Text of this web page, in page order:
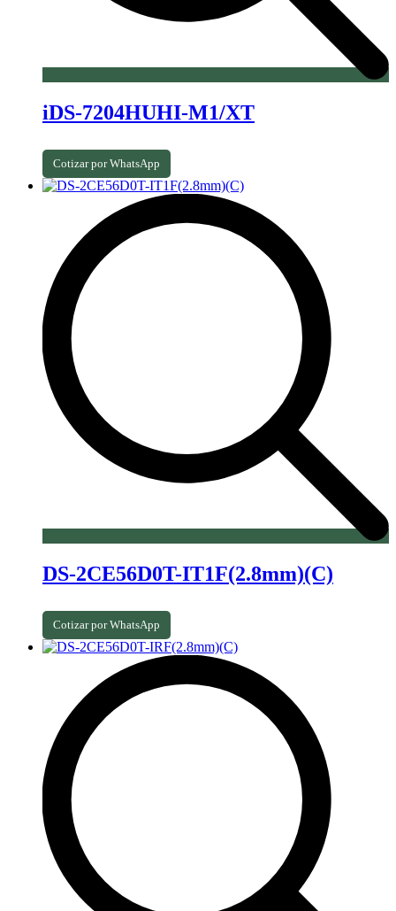
iDS-7204HUHI-M1/XT
Cotizar por WhatsApp
DS-2CE56D0T-IT1F(2.8mm)(C)
Cotizar por WhatsApp